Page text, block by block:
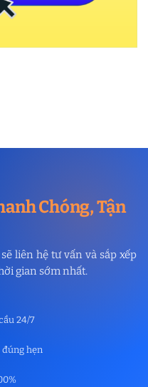
Chóng, Tận
liên hệ tư vấn và sắp xếp
gian sớm nhất.
24/7
hẹn